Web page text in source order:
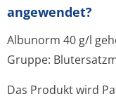
angewendet?
Albunorm 40 g/l
Gruppe:
Das Produkt wird